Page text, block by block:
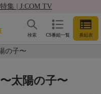
集 | J:COM TV
CS番組一覧 番組表
検索
の子〜
太陽の子〜